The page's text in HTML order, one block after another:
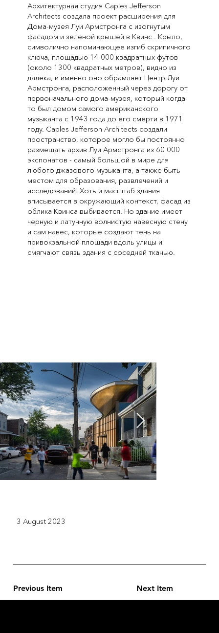
Архитектурная студия Caples Jefferson
Architects создала проект расширения для
Дома-музея Луи Армстронга с изогнутым
фасадом и зеленой крышей в Квинс . Крыло,
символично напоминающее изгиб скрипичного
ключа, площадью 14 000 квадратных футов
(около 1300 квадратных метров), видно из
далека, и именно оно обрамляет Центр Луи
Армстронга, расположенный через дорогу от
первоначального дома-музея, который когда-
то был домом самого американского
музыканта с 1943 года до его смерти в 1971
году. Caples Jefferson Architects создали
пространство, которое могло бы постоянно
размещать архив Луи Армстронга из 60 000
экспонатов - самый большой в мире для
любого джазового музыканта, а также быть
местом для образования, развлечений и
исследований. Хоть и масштаб здания
вписывается в окружающий контекст, фасад из
облика Квинса выбивается. Но здание имеет
черную и латунную волнистую навесную стену
и сам навес, которые создают тень на
привокзальной площади вдоль улицы и
смягчают связь здания с соседней тканью.
3 August 2023
Previous Item Next Item